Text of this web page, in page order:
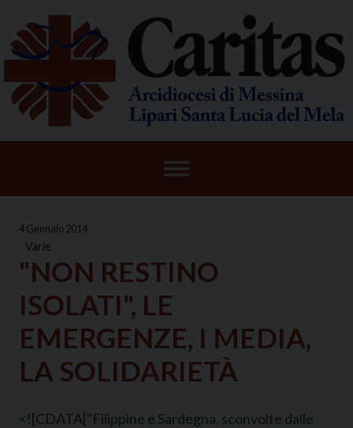
content
4 Gennaio 2014
Varie
"NON RESTINO
ISOLATI", LE
EMERGENZE, I MEDIA,
LA SOLIDARIETÀ
<![CDATA["Filippine e Sardegna, sconvolte dalle